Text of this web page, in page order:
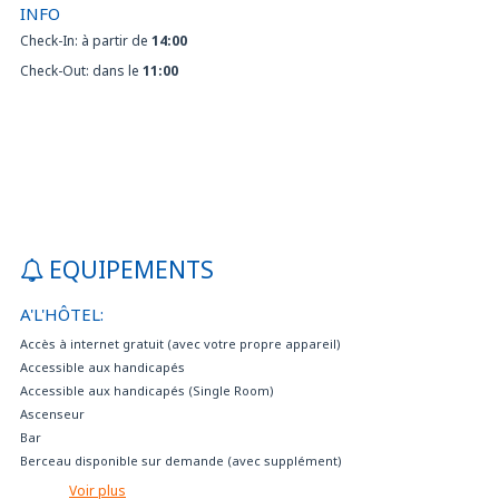
INFO
Check-In: à partir de 14:00
Check-Out: dans le 11:00
EQUIPEMENTS
A'L'HÔTEL:
Accès à internet gratuit (avec votre propre appareil)
Accessible aux handicapés
Accessible aux handicapés (Single Room)
Ascenseur
Bar
Berceau disponible sur demande (avec supplément)
Caissette sûreté
Voir plus